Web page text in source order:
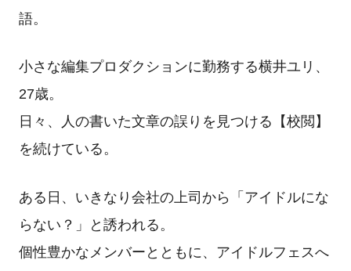
語。
小さな編集プロダクションに勤務する横井ユリ、
27歳。
日々、人の書いた文章の誤りを見つける【校閲】
を続けている。
ある日、いきなり会社の上司から「アイドルにな
らない？」と誘われる。
個性豊かなメンバーとともに、アイドルフェスへ